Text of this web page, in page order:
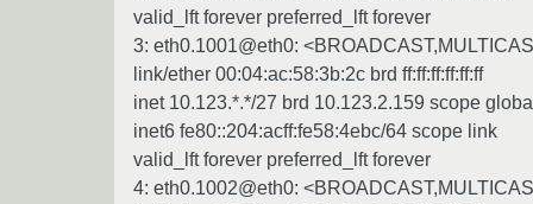
valid_lft forever preferred_lft forever
3: eth0.1001@eth0:
link/ether 00:04:ac:58:3b:2c brd ff:ff:ff:ff:ff:ff
inet 10.123.*.*/27 brd 10.123.2.159 scope
inet6 fe80::204:acff:fe58:4ebc/64 scope link
valid_lft forever preferred_lft forever
4: eth0.1002@eth0: